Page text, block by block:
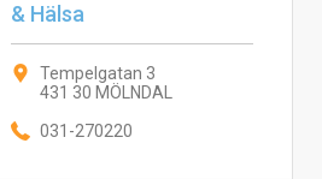
& Hälsa
Tempelgatan 3
431 30 MÖLNDAL
031-270220